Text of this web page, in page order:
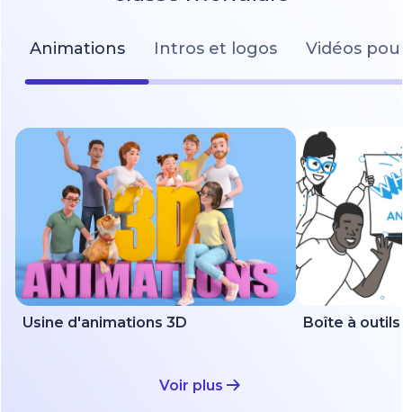
Animations Intros et logos Vidéos
Usine d'animations 3D
Voir plus